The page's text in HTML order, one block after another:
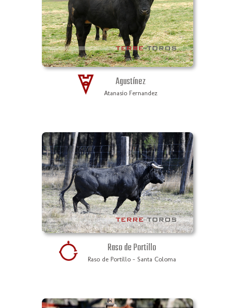
Agustínez
Atanasio Fernandez
Raso de Portillo
Raso de Portillo - Santa Coloma